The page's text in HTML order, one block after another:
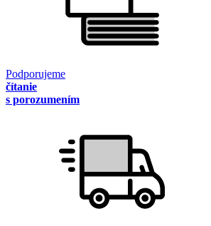
Podporujeme
čítanie
s porozumením